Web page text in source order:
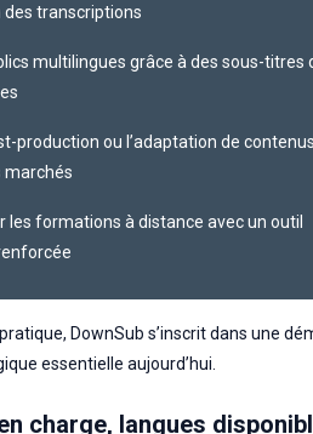
des transcriptions
multilingues grâce à des sous-titres
production ou l’adaptation de
les formations à distance avec un outil
DownSub s’inscrit dans une
essentielle aujourd’hui.
charge, langues